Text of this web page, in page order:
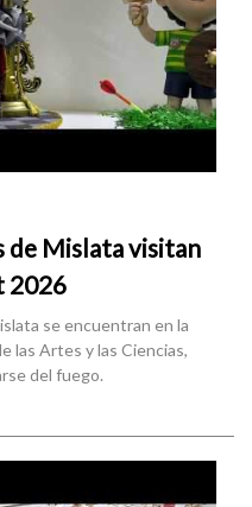
de Mislata visitan
2026
se encuentran en la
las Artes y las Ciencias,
del fuego.